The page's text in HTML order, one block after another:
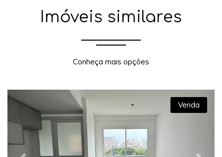
Imóveis similares
Conheça mais opções
Venda